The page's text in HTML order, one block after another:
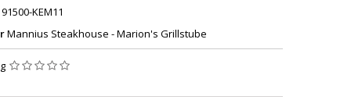
91500-KEM11
Mannius Steakhouse - Marion's Grillstube